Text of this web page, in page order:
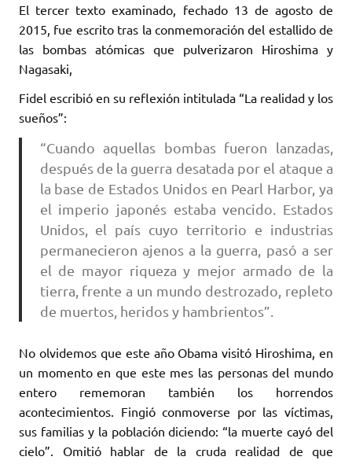
El tercer texto examinado, fechado 13 de agosto de
2015, fue escrito tras la conmemoración del estallido de
las bombas atómicas que pulverizaron Hiroshima y
Nagasaki,
Fidel escribió en su reflexión intitulada “La realidad y los
sueños”:
“Cuando aquellas bombas fueron lanzadas,
después de la guerra desatada por el ataque a
la base de Estados Unidos en Pearl Harbor, ya
el imperio japonés estaba vencido. Estados
Unidos, el país cuyo territorio e industrias
permanecieron ajenos a la guerra, pasó a ser
el de mayor riqueza y mejor armado de la
tierra, frente a un mundo destrozado, repleto
de muertos, heridos y hambrientos”.
No olvidemos que este año Obama visitó Hiroshima, en
un momento en que este mes las personas del mundo
entero rememoran también los horrendos
acontecimientos. Fingió conmoverse por las víctimas,
sus familias y la población diciendo: “la muerte cayó del
cielo”. Omitió hablar de la cruda realidad de que